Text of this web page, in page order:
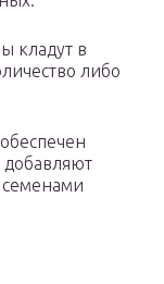
кладут в
либо
добавляют